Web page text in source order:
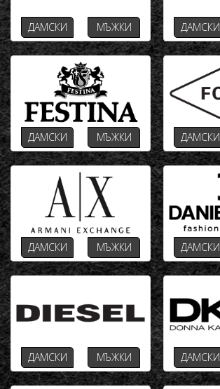
ДАМСКИ МЪЖКИ ДАМСКИ
ДАМСКИ МЪЖКИ ДАМСКИ
ДАМСКИ МЪЖКИ ДАМСКИ
ДАМСКИ МЪЖКИ ДАМСКИ